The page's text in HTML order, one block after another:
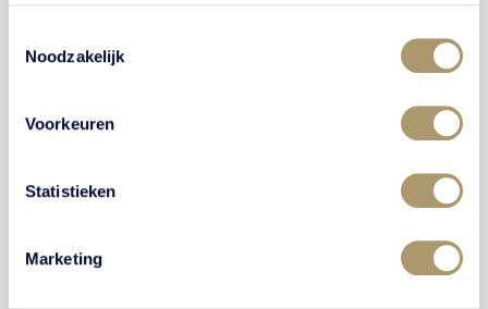
Noodzakelijk
Voorkeuren
Statistieken
Marketing